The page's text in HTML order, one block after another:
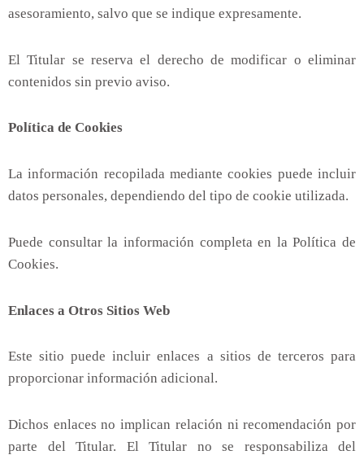
asesoramiento, salvo que se indique expresamente.
El Titular se reserva el derecho de modificar o eliminar
contenidos sin previo aviso.
Política de Cookies
La información recopilada mediante cookies puede incluir
datos personales, dependiendo del tipo de cookie utilizada.
Puede consultar la información completa en la Política de
Cookies.
Enlaces a Otros Sitios Web
Este sitio puede incluir enlaces a sitios de terceros para
proporcionar información adicional.
Dichos enlaces no implican relación ni recomendación por
parte del Titular. El Titular no se responsabiliza del